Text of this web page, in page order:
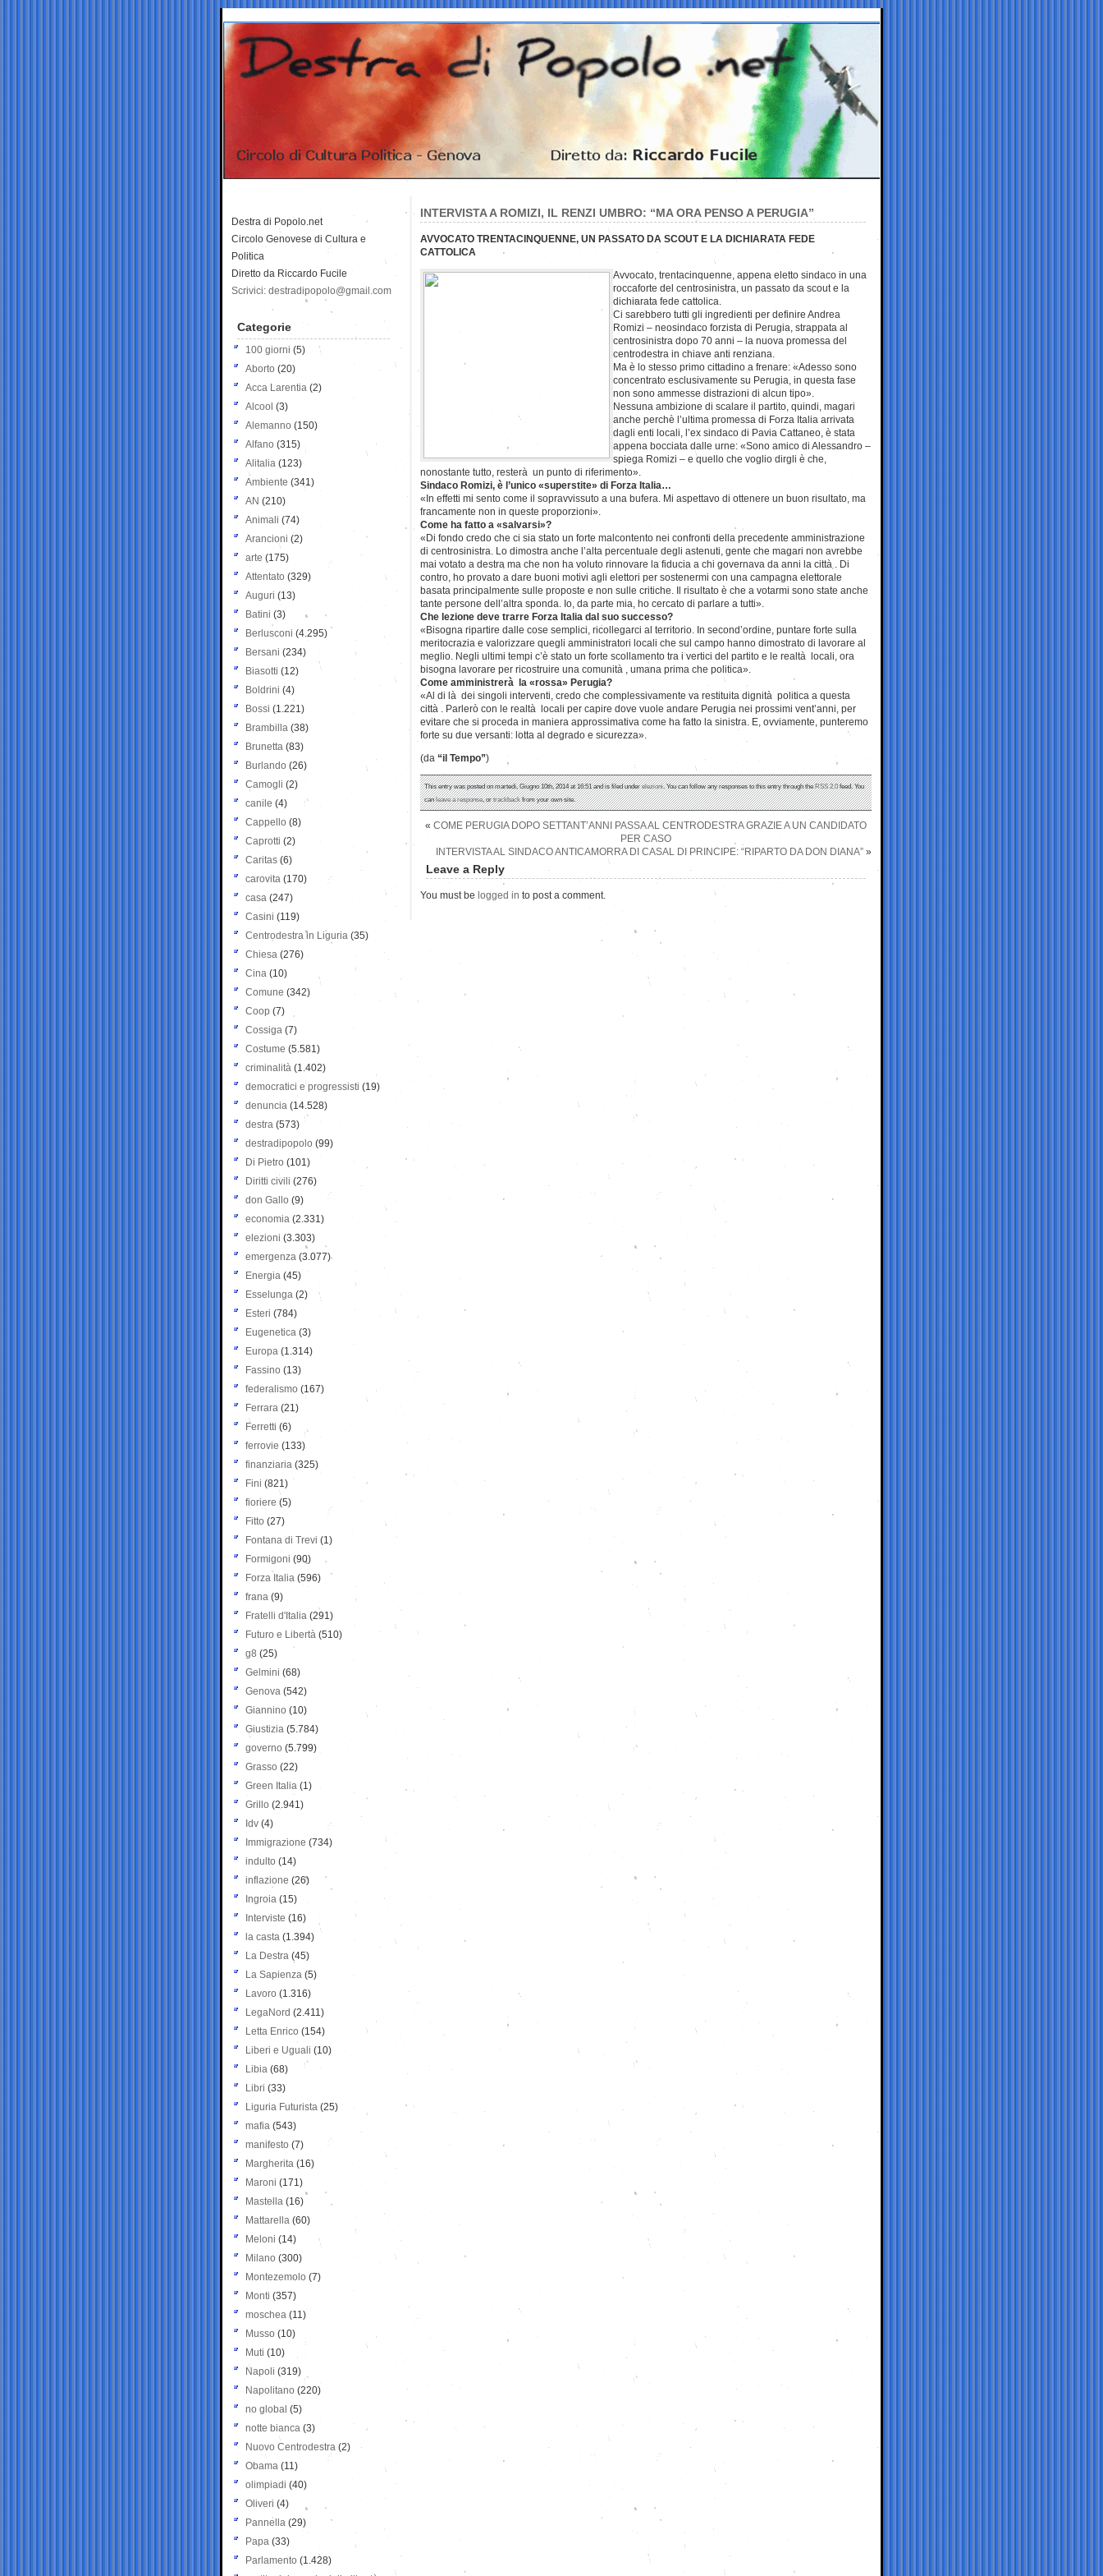
INTERVISTA A ROMIZI, IL RENZI UMBRO: “MA ORA PENSO A PERUGIA”
AVVOCATO TRENTACINQUENNE, UN PASSATO DA SCOUT E LA DICHIARATA FEDE
CATTOLICA
Avvocato, trentacinquenne, appena eletto sindaco in una
roccaforte del centrosinistra, un passato da scout e la
dichiarata fede cattolica.
Ci sarebbero tutti gli ingredienti per definire Andrea
Romizi – neosindaco forzista di Perugia, strappata al
centrosinistra dopo 70 anni – la nuova promessa del
centrodestra in chiave anti renziana.
Ma è lo stesso primo cittadino a frenare: «Adesso sono
concentrato esclusivamente su Perugia, in questa fase
non sono ammesse distrazioni di alcun tipo».
Nessuna ambizione di scalare il partito, quindi, magari
anche perchè l’ultima promessa di Forza Italia arrivata
dagli enti locali, l’ex sindaco di Pavia Cattaneo, è stata
appena bocciata dalle urne: «Sono amico di Alessandro –
spiega Romizi – e quello che voglio dirgli è che,
nonostante tutto, resterà un punto di riferimento».
Sindaco Romizi, è l’unico «superstite» di Forza Italia…
«In effetti mi sento come il sopravvissuto a una bufera. Mi aspettavo di ottenere un buon risultato, ma
francamente non in queste proporzioni».
Come ha fatto a «salvarsi»?
«Di fondo credo che ci sia stato un forte malcontento nei confronti della precedente amministrazione
di centrosinistra. Lo dimostra anche l’alta percentuale degli astenuti, gente che magari non avrebbe
mai votato a destra ma che non ha voluto rinnovare la fiducia a chi governava da anni la città . Di
contro, ho provato a dare buoni motivi agli elettori per sostenermi con una campagna elettorale
basata principalmente sulle proposte e non sulle critiche. Il risultato è che a votarmi sono state anche
tante persone dell’altra sponda. Io, da parte mia, ho cercato di parlare a tutti».
Che lezione deve trarre Forza Italia dal suo successo?
«Bisogna ripartire dalle cose semplici, ricollegarci al territorio. In second’ordine, puntare forte sulla
meritocrazia e valorizzare quegli amministratori locali che sul campo hanno dimostrato di lavorare al
meglio. Negli ultimi tempi c’è stato un forte scollamento tra i vertici del partito e le realtà locali, ora
bisogna lavorare per ricostruire una comunità , umana prima che politica».
Come amministrerà la «rossa» Perugia?
«Al di là dei singoli interventi, credo che complessivamente va restituita dignità politica a questa
città . Parlerò con le realtà locali per capire dove vuole andare Perugia nei prossimi vent’anni, per
evitare che si proceda in maniera approssimativa come ha fatto la sinistra. E, ovviamente, punteremo
forte su due versanti: lotta al degrado e sicurezza».
(da “il Tempo”)
This entry was posted on martedì, Giugno 10th, 2014 at 16:51 and is filed underelezioni. You can follow any responses to this entry through theRSS 2.0feed. You
canleave a response, ortrackbackfrom your own site.
« COME PERUGIA DOPO SETTANT’ANNI PASSA AL CENTRODESTRA GRAZIE A UN CANDIDATO
PER CASO
INTERVISTA AL SINDACO ANTICAMORRA DI CASAL DI PRINCIPE: “RIPARTO DA DON DIANA” »
Leave a Reply
You must be logged in to post a comment.
Destra di Popolo.net
Circolo Genovese di Cultura e
Politica
Diretto da Riccardo Fucile
Scrivici: destradipopolo@gmail.com
Categorie
100 giorni (5)
Aborto (20)
Acca Larentia (2)
Alcool (3)
Alemanno (150)
Alfano (315)
Alitalia (123)
Ambiente (341)
AN (210)
Animali (74)
Arancioni (2)
arte (175)
Attentato (329)
Auguri (13)
Batini (3)
Berlusconi (4.295)
Bersani (234)
Biasotti (12)
Boldrini (4)
Bossi (1.221)
Brambilla (38)
Brunetta (83)
Burlando (26)
Camogli (2)
canile (4)
Cappello (8)
Caprotti (2)
Caritas (6)
carovita (170)
casa (247)
Casini (119)
Centrodestra in Liguria (35)
Chiesa (276)
Cina (10)
Comune (342)
Coop (7)
Cossiga (7)
Costume (5.581)
criminalità (1.402)
democratici e progressisti (19)
denuncia (14.528)
destra (573)
destradipopolo (99)
Di Pietro (101)
Diritti civili (276)
don Gallo (9)
economia (2.331)
elezioni (3.303)
emergenza (3.077)
Energia (45)
Esselunga (2)
Esteri (784)
Eugenetica (3)
Europa (1.314)
Fassino (13)
federalismo (167)
Ferrara (21)
Ferretti (6)
ferrovie (133)
finanziaria (325)
Fini (821)
fioriere (5)
Fitto (27)
Fontana di Trevi (1)
Formigoni (90)
Forza Italia (596)
frana (9)
Fratelli d'Italia (291)
Futuro e Libertà (510)
g8 (25)
Gelmini (68)
Genova (542)
Giannino (10)
Giustizia (5.784)
governo (5.799)
Grasso (22)
Green Italia (1)
Grillo (2.941)
Idv (4)
Immigrazione (734)
indulto (14)
inflazione (26)
Ingroia (15)
Interviste (16)
la casta (1.394)
La Destra (45)
La Sapienza (5)
Lavoro (1.316)
LegaNord (2.411)
Letta Enrico (154)
Liberi e Uguali (10)
Libia (68)
Libri (33)
Liguria Futurista (25)
mafia (543)
manifesto (7)
Margherita (16)
Maroni (171)
Mastella (16)
Mattarella (60)
Meloni (14)
Milano (300)
Montezemolo (7)
Monti (357)
moschea (11)
Musso (10)
Muti (10)
Napoli (319)
Napolitano (220)
no global (5)
notte bianca (3)
Nuovo Centrodestra (2)
Obama (11)
olimpiadi (40)
Oliveri (4)
Pannella (29)
Papa (33)
Parlamento (1.428)